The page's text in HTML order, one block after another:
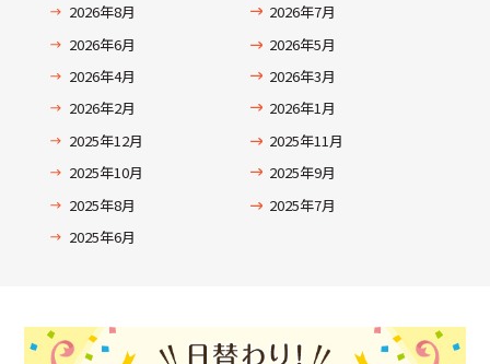
2026年8月
2026年7月
2026年6月
2026年5月
2026年4月
2026年3月
2026年2月
2026年1月
2025年12月
2025年11月
2025年10月
2025年9月
2025年8月
2025年7月
2025年6月